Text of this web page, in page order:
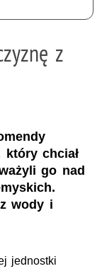
z
który chciał
go nad
wody i
jednostki